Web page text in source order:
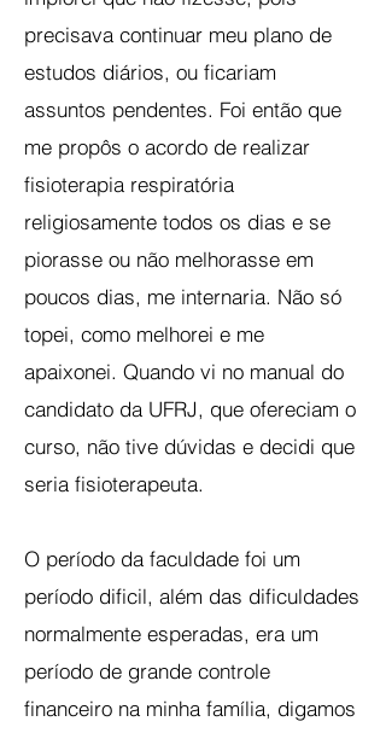
precisava continuar meu plano de
estudos diários, ou ficariam
assuntos pendentes. Foi então que
me propôs o acordo de realizar
fisioterapia respiratória
religiosamente todos os dias e se
piorasse ou não melhorasse em
poucos dias, me internaria. Não só
topei, como melhorei e me
apaixonei. Quando vi no manual do
candidato da UFRJ, que ofereciam o
curso, não tive dúvidas e decidi que
seria fisioterapeuta.
O período da faculdade foi um
período dificil, além das dificuldades
normalmente esperadas, era um
período de grande controle
financeiro na minha família, digamos